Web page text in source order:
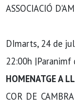
ASSOCIACIÓ
DImarts, 24 de
22:00h |Paranimf
HOMENATGE A
COR DE